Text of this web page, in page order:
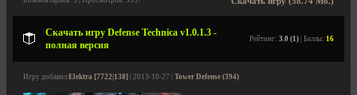
Скачать игру Defense Technica v1.0.1.3 -
полная версия
Рейтинг: 3.0 (1) | Баллы: 16
Игру добавил Elektra [7722|138] | 2013-10-27 | Tower Defense (394)